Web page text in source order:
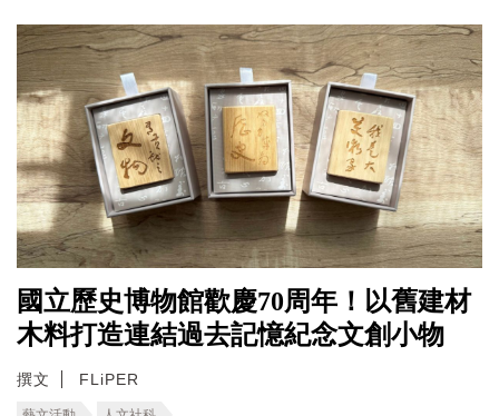
國立歷史博物館歡慶70周年！以舊建材
木料打造連結過去記憶紀念文創小物
撰文 FLiPER